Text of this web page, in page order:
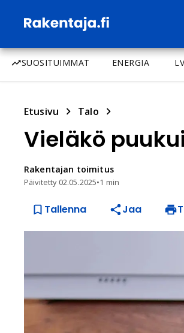
SUOSITUIMMAT ENERGIA
Etusivu Talo
Vieläkö
Rakentajan toimitus
Päivitetty 02.05.2025•1 min
Tallenna Jaa